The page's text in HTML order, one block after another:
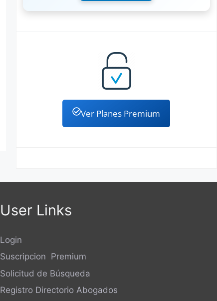
Ver Planes Premium
User Links
Login
Suscripcion Premium
Solicitud de Búsqueda
Registro Directorio Abogados